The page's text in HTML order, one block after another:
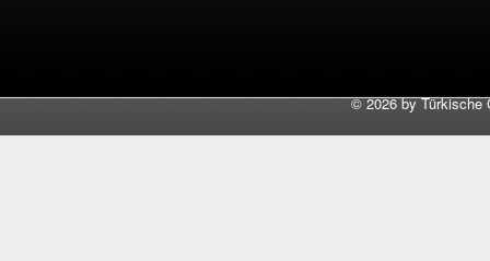
©2026 by Türkische